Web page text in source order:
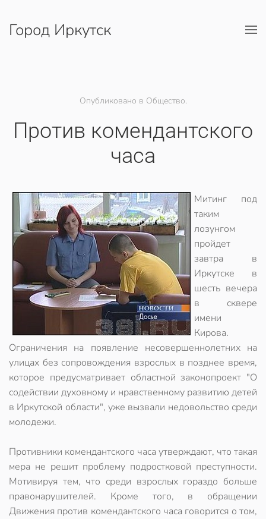
Перейти к содержимому
Город Иркутск
Опубликовано в Общество.
Против комендантского
часа
Митинг под
таким
лозунгом
пройдет
завтра в
Иркутске в
шесть вечера
в сквере
имени
Кирова.
Ограничения на появление несовершеннолетних на
улицах без сопровождения взрослых в позднее время,
которое предусматривает областной законопроект "О
содействии духовному и нравственному развитию детей
в Иркутской области", уже вызвали недовольство среди
молодежи.
Противники комендантского часа утверждают, что такая
мера не решит проблему подростковой преступности.
Мотивируя тем, что среди взрослых гораздо больше
правонарушителей. Кроме того, в обращении
Движения против комендантского часа говорится о том,